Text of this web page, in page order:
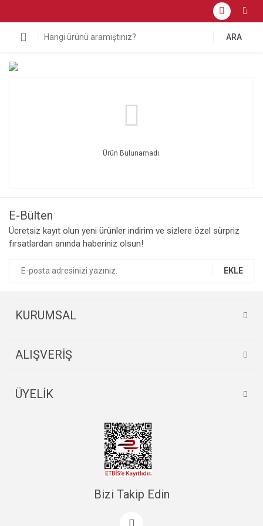
ARA
Ürün Bulunamadı.
E-Bülten
Ücretsiz kayıt olun yeni ürünler indirim ve sizlere özel sürpriz
fırsatlardan anında haberiniz olsun!
EKLE
KURUMSAL
ALIŞVERİŞ
ÜYELİK
Bizi Takip Edin